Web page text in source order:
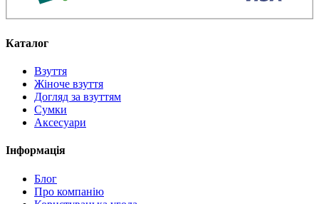
Каталог
Взуття
Жіноче взуття
Догляд за взуттям
Сумки
Аксесуари
Інформація
Блог
Про компанію